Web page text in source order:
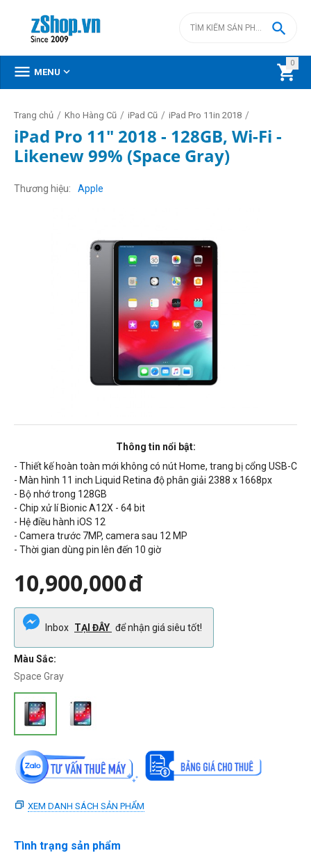
0


 MENU 
Trang chủ / Kho Hàng Cũ / iPad Cũ / iPad Pro 11in 2018 /
iPad Pro 11" 2018 - 128GB, Wi-Fi -
Likenew 99% (Space Gray)
Thương hiệu Apple
Thông tin nổi bật:
- Thiết kế hoàn toàn mới không có nút Home, trang bị cổng USB-C
- Màn hình 11 inch Liquid Retina độ phân giải 2388 x 1668px
- Bộ nhớ trong 128GB
- Chip xử lí Bionic A12X - 64 bit
- Hệ điều hành iOS 12
- Camera trước 7MP, camera sau 12 MP
- Thời gian dùng pin lên đến 10 giờ
10,900,000đ
Inbox TẠI ĐÂY để nhận giá siêu tốt!
Màu Sắc:
Space Gray
XEM DANH SÁCH SẢN PHẨM
Tình trạng sản phẩm